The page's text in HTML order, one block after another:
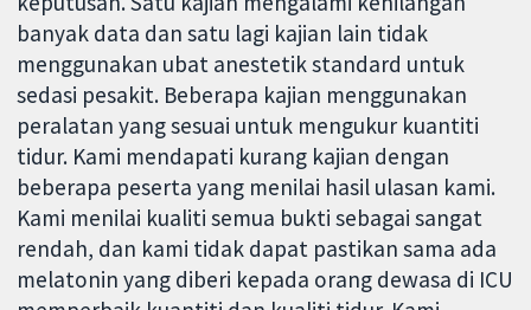
banyak data dan satu lagi kajian lain tidak
menggunakan ubat anestetik standard untuk
sedasi pesakit. Beberapa kajian menggunakan
peralatan yang sesuai untuk mengukur kuantiti
tidur. Kami mendapati kurang kajian dengan
beberapa peserta yang menilai hasil ulasan kami.
Kami menilai kualiti semua bukti sebagai sangat
rendah, dan kami tidak dapat pastikan sama ada
melatonin yang diberi kepada orang dewasa di ICU